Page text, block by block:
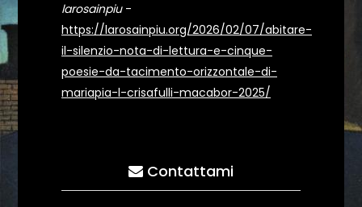
larosainpiu -
https://larosainpiu.org/2026/02/07/abitare-
il-silenzio-nota-di-lettura-e-cinque-
poesie-da-tacimento-orizzontale-di-
mariapia-l-crisafulli-macabor-2025/
Contattami